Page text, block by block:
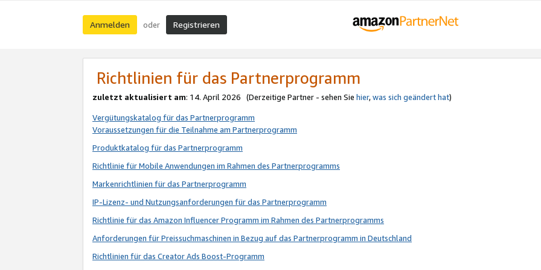
Anmelden oder Registrieren
Richtlinien für das Partnerprogramm
zuletzt aktualisiert am: 14. April 2026 (Derzeitige Partner - sehen Sie hier,was sich geändert hat)
Vergütungskatalog für das Partnerprogramm
Voraussetzungen für die Teilnahme am Partnerprogramm
Produktkatalog für das Partnerprogramm
Richtlinie für Mobile Anwendungen im Rahmen des Partnerprogramms
Markenrichtlinien für das Partnerprogramm
IP-Lizenz- und Nutzungsanforderungen für das Partnerprogramm
Richtlinie für das Amazon Influencer Programm im Rahmen des Partnerprogramms
Anforderungen für Preissuchmaschinen in Bezug auf das Partnerprogramm in Deutschland
Richtlinien für das Creator Ads Boost-Programm